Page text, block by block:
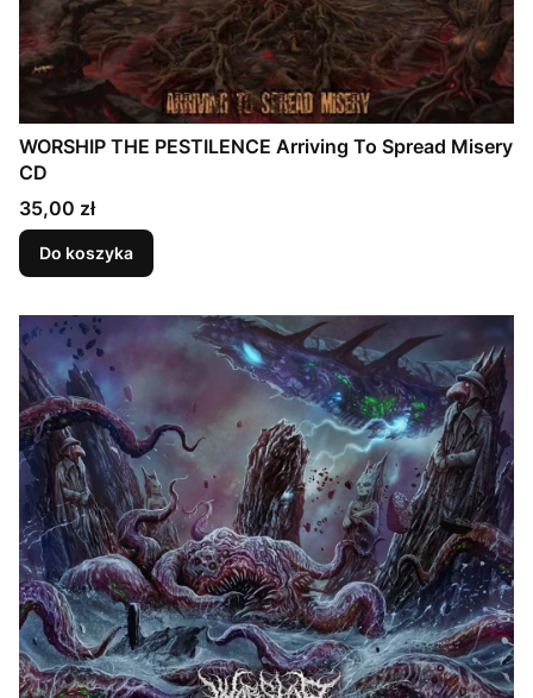
WORSHIP THE PESTILENCE Arriving To Spread Misery
CD
Cena
35,00 zł
Do koszyka